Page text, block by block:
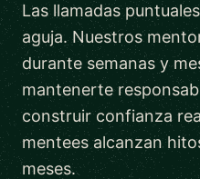
Las llamadas
aguja. Nuestros
durante semanas y
mantenerte
construir confianza
mentees alcanzan
meses.